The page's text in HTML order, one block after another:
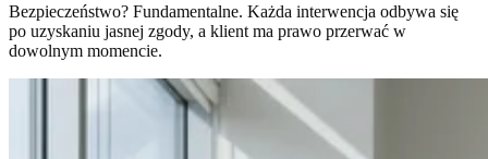
Bezpieczeństwo? Fundamentalne. Każda interwencja odbywa się
po uzyskaniu jasnej zgody, a klient ma prawo przerwać w
dowolnym momencie.